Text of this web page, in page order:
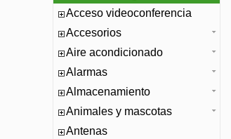
Acceso videoconferencia
Accesorios
Aire acondicionado
Alarmas
Almacenamiento
Animales y mascotas
Antenas